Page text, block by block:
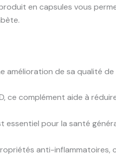
en capsules vous
amélioration de sa qualité
ce complément aide à
essentiel pour la santé
anti-inflammatoires,